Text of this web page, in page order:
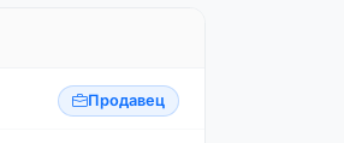
Продавец